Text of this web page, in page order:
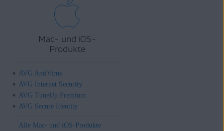
Mac- und iOS-
Produkte
AVG AntiVirus
AVG Internet Security
AVG TuneUp Premium
AVG Secure Identity
Alle Mac- und iOS-Produkte